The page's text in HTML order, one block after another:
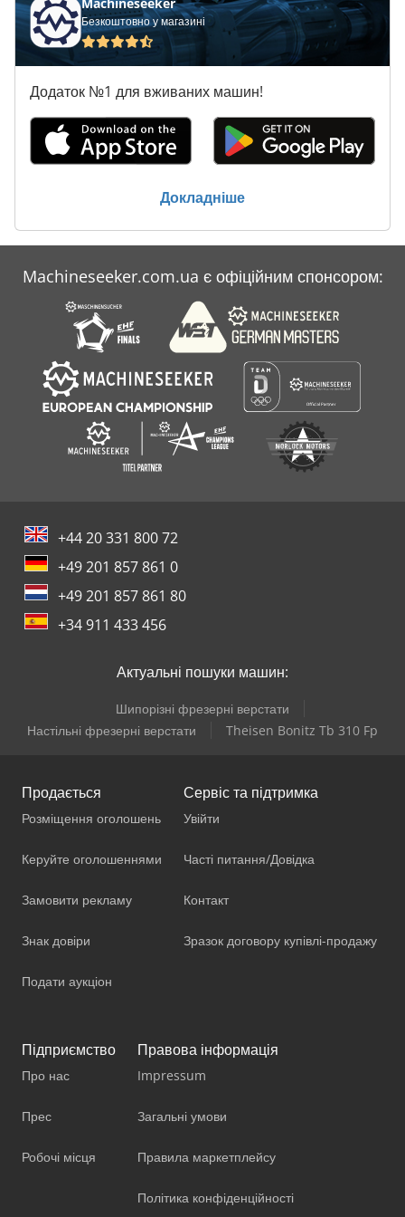
Безкоштовно у магазині
Додаток №1 для вживаних машин!
Докладніше
Machineseeker.com.ua є офіційним спонсором:
+44 20 331 800 72
+49 201 857 861 0
+49 201 857 861 80
+34 911 433 456
Актуальні пошуки машин:
Шипорізні фрезерні верстати
Настільні фрезерні верстати
Theisen Bonitz Tb 310 Fp
Продається
Розміщення оголошень
Керуйте оголошеннями
Замовити рекламу
Знак довіри
Подати аукціон
Сервіс та підтримка
Увійти
Часті питання/Довідка
Контакт
Зразок договору купівлі-продажу
Підприємство
Про нас
Прес
Робочі місця
Правова інформація
Impressum
Загальні умови
Правила маркетплейсу
Політика конфіденційності